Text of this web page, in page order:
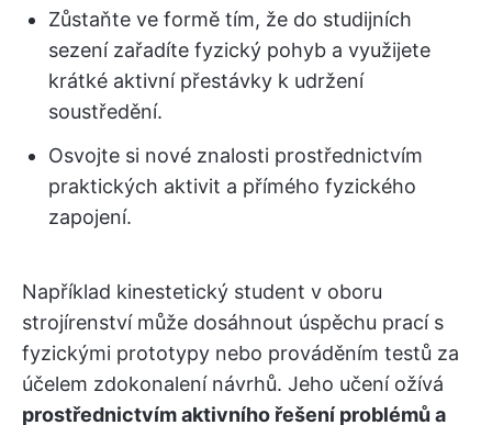
Zůstaňte ve formě tím, že do studijních
sezení zařadíte fyzický pohyb a využijete
krátké aktivní přestávky k udržení
soustředění.
Osvojte si nové znalosti prostřednictvím
praktických aktivit a přímého fyzického
zapojení.
Například kinestetický student v oboru
strojírenství může dosáhnout úspěchu prací s
fyzickými prototypy nebo prováděním testů za
účelem zdokonalení návrhů. Jeho učení ožívá
prostřednictvím aktivního řešení problémů a